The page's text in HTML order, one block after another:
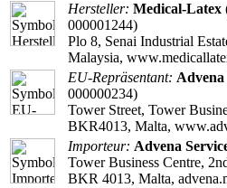
Hersteller: Medical-Latex
000001244)
Plo 8, Senai Industrial
Malaysia,
EU-Repräsentant:
000000234)
Tower Street, Tower
BKR4013, Malta,
Importeur: Advena
Tower Business Centre,
BKR 4013, Malta,